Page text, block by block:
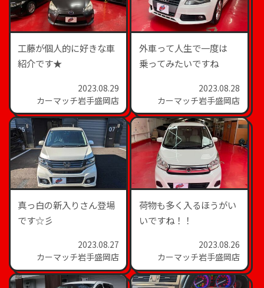
工藤が個人的に好きな車
紹介です★
2023.08.29
カーマッチ岩手盛岡店
外車って人生で一度は
乗ってみたいですね
2023.08.28
カーマッチ岩手盛岡店
真っ白の新入りさん登場
です☆彡
2023.08.27
カーマッチ岩手盛岡店
荷物も多く入るほうがい
いですね！！
2023.08.26
カーマッチ岩手盛岡店